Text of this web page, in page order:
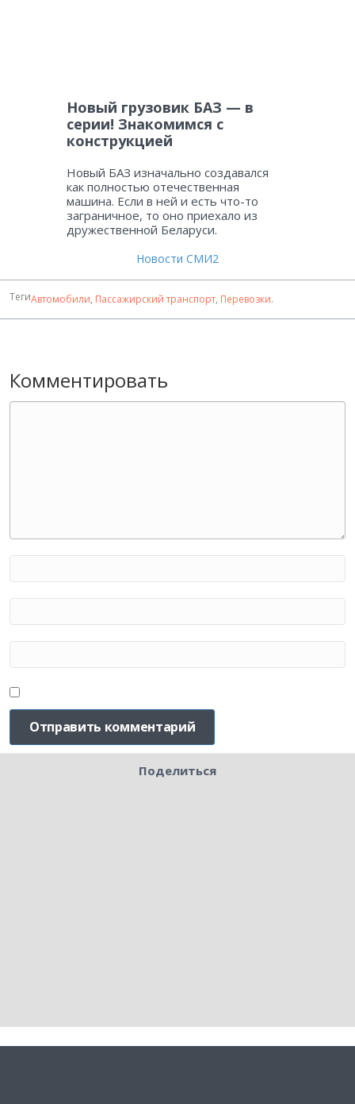
Новый грузовик БАЗ — в
серии! Знакомимся с
конструкцией
Новый БАЗ изначально создавался
как полностью отечественная
машина. Если в ней и есть что-то
заграничное, то оно приехало из
дружественной Беларуси.
Новости СМИ2
ТегиАвтомобили, Пассажирский транспорт, Перевозки.
Комментировать
Поделиться